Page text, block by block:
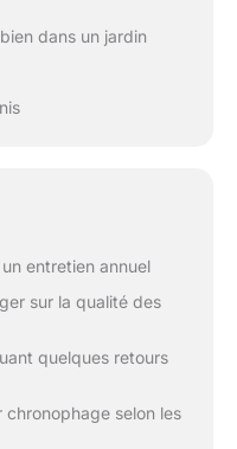
dans un jardin
entretien annuel
sur la qualité des
quelques retours
selon les